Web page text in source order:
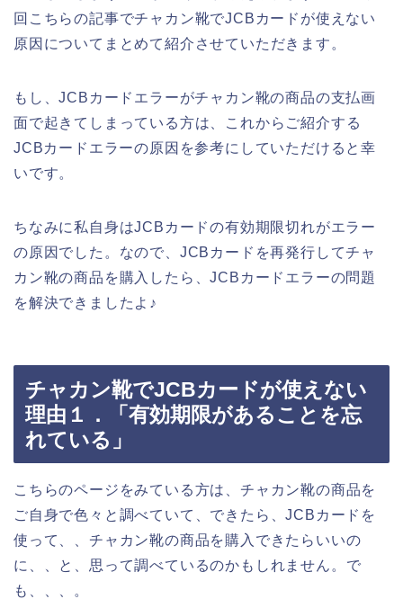
回こちらの記事でチャカン靴でJCBカードが使えない
原因についてまとめて紹介させていただきます。
もし、JCBカードエラーがチャカン靴の商品の支払画
面で起きてしまっている方は、これからご紹介する
JCBカードエラーの原因を参考にしていただけると幸
いです。
ちなみに私自身はJCBカードの有効期限切れがエラー
の原因でした。なので、JCBカードを再発行してチャ
カン靴の商品を購入したら、JCBカードエラーの問題
を解決できましたよ♪
チャカン靴でJCBカードが使えない
理由１．「有効期限があることを忘
れている」
こちらのページをみている方は、チャカン靴の商品を
ご自身で色々と調べていて、できたら、JCBカードを
使って、、チャカン靴の商品を購入できたらいいの
に、、と、思って調べているのかもしれません。で
も、、、。